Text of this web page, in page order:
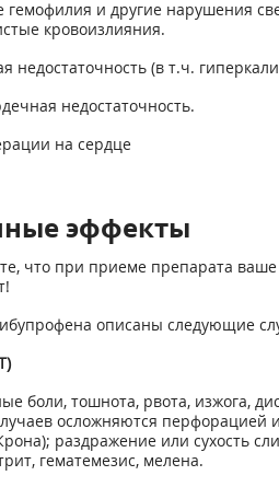
гемофилия и другие нарушения
кровоизлияния.
недостаточность (в т.ч.
недостаточность.
на сердце
эффекты
что при приеме препарата ваше
описаны следующие
боли, тошнота, рвота, изжога,
осложняются перфорацией
раздражение или сухость
гематемезис, мелена.